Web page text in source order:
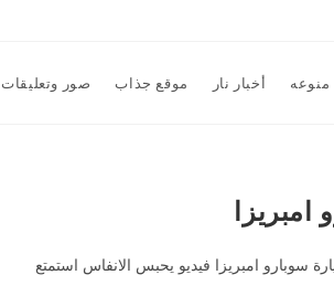
أخبار نار موقع جذاب صور وتعليقات
سوبارو امبريزا فيديو يحبس الانفاس استمتع